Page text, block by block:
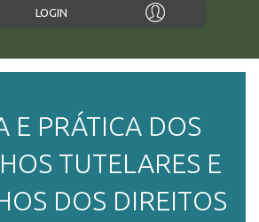
LOGIN
E PRÁTICA DOS
TUTELARES E
DOS DIREITOS